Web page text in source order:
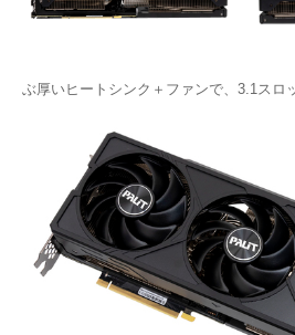
ぶ厚いヒートシンク＋ファンで、3.1スロ